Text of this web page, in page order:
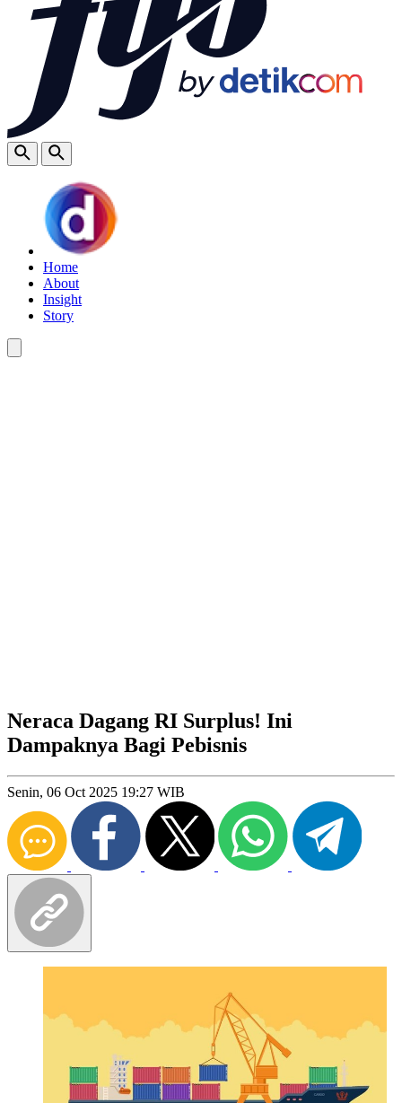
Home
About
Insight
Story
Neraca Dagang RI Surplus! Ini
Dampaknya Bagi Pebisnis
Senin, 06 Oct 2025 19:27 WIB